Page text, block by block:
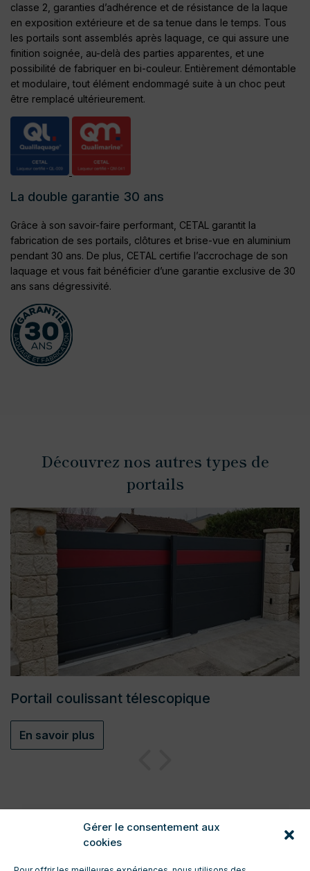
Gérer le consentement aux
cookies
classe 2, garanties d’adhérence et de résistance de la laque
en exposition extérieure et de sa tenue dans le temps. Tous
les portails sont assemblés après laquage, ce qui assure une
finition soignée, au-delà des parties apparentes, et une
possibilité de fabriquer en bi-couleur. Entièrement démontable
et modulaire, tout élément endommagé suite à un choc peut
être remplacé ultérieurement.
La double garantie 30 ans
Grâce à son savoir-faire performant, CETAL garantit la
fabrication de ses portails, clôtures et brise-vue en aluminium
pendant 30 ans. De plus, CETAL certifie l’accrochage de son
laquage et vous fait bénéficier d’une garantie exclusive de 30
ans sans dégressivité.
Découvrez nos autres types de
portails
Portail coulissant télescopique
En savoir plus